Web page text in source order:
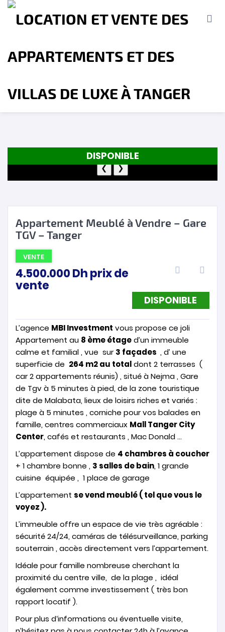
Terrains Location de Vacances Contact
DISPONIBLE
❮ ❯
Appartement Meublé à Vendre – Gare
TGV – Tanger
VENTE
4.500.000Dhprix de
vente
DISPONIBLE
L’agence MBI Investment vous propose ce joli
Appartement au 8 ème étaged’un immeuble
calme et familial , vue sur3 façades , d’ une
superficie de 264 m2 au totaldont 2 terrasses (
car 2 appartements réunis) , situé à Nejma , Gare
de Tgv à 5 minutes à pied, de la zone touristique
dite de Malabata, lieux de loisirs riches et variés :
plage à 5 minutes , corniche pour vos balades en
famille, centres commerciaux Mall Tanger City
Center, cafés et restaurants , Mac Donald …
L’appartement dispose de 4 chambres à coucher
+ 1 chambre bonne , 3 salles de bain, 1 grande
cuisine équipée , 1 place de garage
L’appartement se vend meublé ( tel que vous le
voyez ).
L’immeuble offre un espace de vie très agréable :
sécurité 24/24, caméras de télésurveillance, parking
souterrain , accès directement vers l’appartement.
Idéale pour famille nombreuse cherchant la
proximité du centre ville, de la plage , idéal
également comme investissement ( très bon
rapport locatif ).
Pour plus d‘informations ou éventuelle visite,